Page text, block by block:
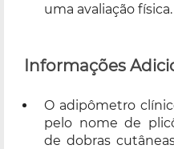
uma avaliação física.
Informações
O adipômetro
pelo nome de
de dobras